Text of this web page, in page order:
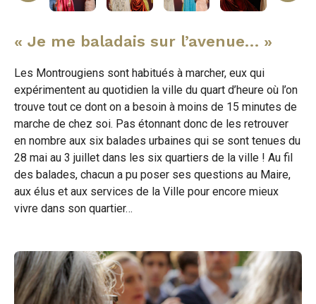
« Je me baladais sur l’avenue… »
Les Montrougiens sont habitués à marcher, eux qui
expérimentent au quotidien la ville du quart d’heure où l’on
trouve tout ce dont on a besoin à moins de 15 minutes de
marche de chez soi. Pas étonnant donc de les retrouver
en nombre aux six balades urbaines qui se sont tenues du
28 mai au 3 juillet dans les six quartiers de la ville ! Au fil
des balades, chacun a pu poser ses questions au Maire,
aux élus et aux services de la Ville pour encore mieux
vivre dans son quartier…